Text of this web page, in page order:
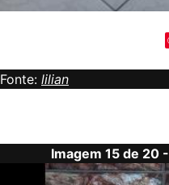
Fonte: lilian
Imagem 15 de 20 -